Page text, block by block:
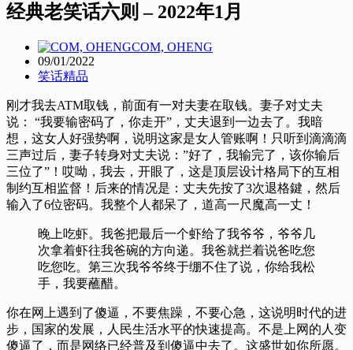
经典老笑话六则 – 2022年1月
COM, OHENG
09/01/2022
笑话精品
刚才我去ATM取钱，前面有一对夫妻在取钱。妻子对丈夫
说： “我要输密码了，你走开”，丈夫退到一边去了。我暗
想，这女人好强势啊，说明这家是女人管账啊！只听到滴滴滴
三声过后，妻子转身对丈夫说：”好了，我输完了，该你输后
三位了”！哎呦，我去，开眼了，这是顶层设计格局下的互相
制约互相监督！后来的情况是：丈夫先按了3次退格鍵，然后
输入了6位密码。我整个人都呆了，道高一尺魔高一丈！
晚上吃虾。我爸把最后一个虾给了我爷爷，爷爷几
次拿着虾往我爸碗的方向递。我爸就拦着说爸吃您
吃您吃。第三次我爷爷终于绷不住了说，你给我松
手，我要蘸醋。
你在网上遇到了傻逼，不要焦躁，不要心急，这说明时代的进
步，国家的发展，人民生活水平的快速提高。不是上网的人变
傻逼了，而是网络已经普及到傻逼中去了。这盛世如你所愿。